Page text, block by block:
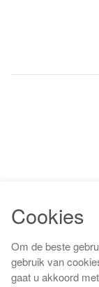
Cookies
Om de beste
gebruik van
gaat u akkoord